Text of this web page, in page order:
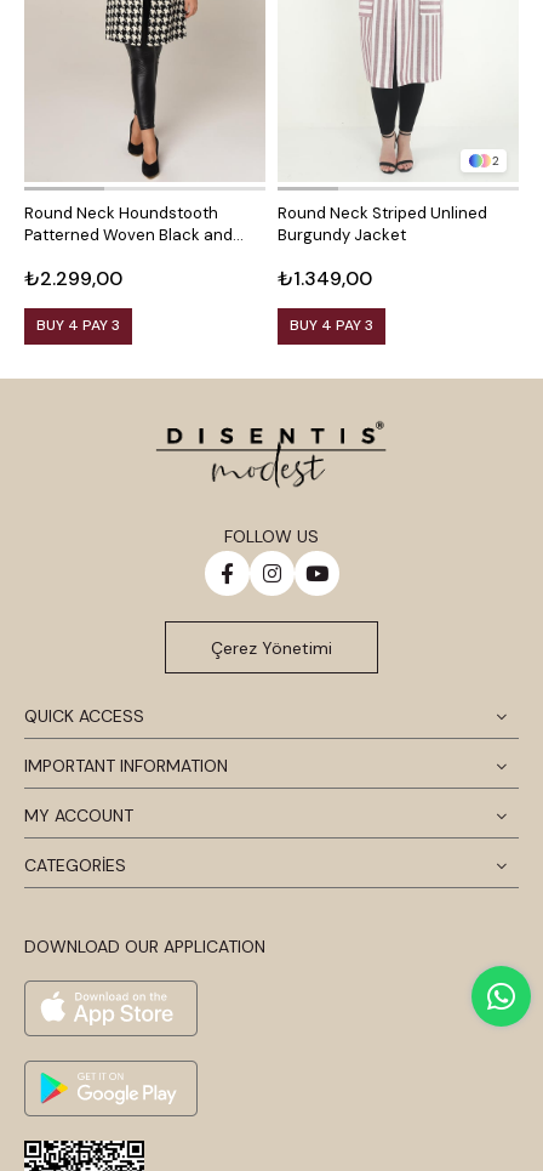
Round Neck Houndstooth
Patterned Woven Black and
Pockets
₺2.299,00
BUY 4 PAY 3
2
Round Neck Striped Unlined
Burgundy Jacket
₺1.349,00
BUY 4 PAY 3
QUICK ACCESS
IMPORTANT INFORMATION
MY ACCOUNT
CATEGORİES
DOWNLOAD OUR APPLICATION
FOLLOW US
Çerez Yönetimi